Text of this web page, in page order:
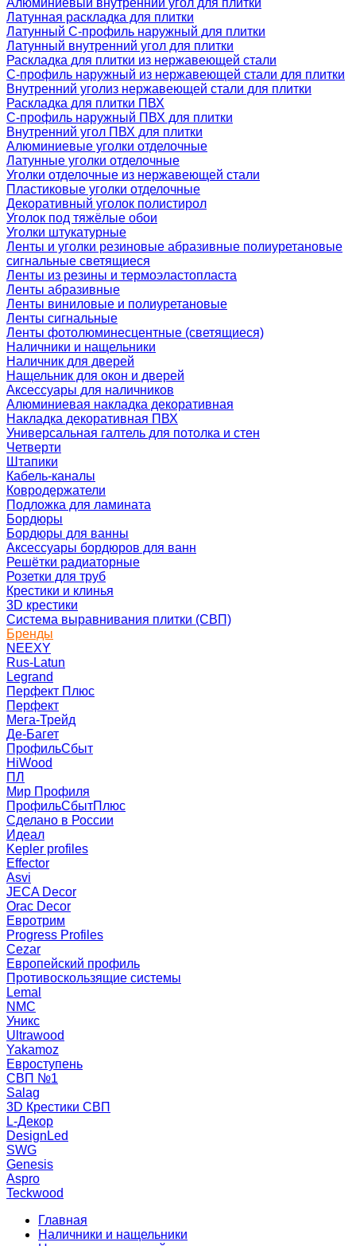
Алюминиевый внутренний угол для плитки
Латунная раскладка для плитки
Латунный С-профиль наружный для плитки
Латунный внутренний угол для плитки
Раскладка для плитки из нержавеющей стали
С-профиль наружный из нержавеющей стали для плитки
Внутренний уголиз нержавеющей стали для плитки
Раскладка для плитки ПВХ
С-профиль наружный ПВХ для плитки
Внутренний угол ПВХ для плитки
Алюминиевые уголки отделочные
Латунные уголки отделочные
Уголки отделочные из нержавеющей стали
Пластиковые уголки отделочные
Декоративный уголок полистирол
Уголок под тяжёлые обои
Уголки штукатурные
Ленты и уголки резиновые абразивные полиуретановые
сигнальные светящиеся
Ленты из резины и термоэластопласта
Ленты абразивные
Ленты виниловые и полиуретановые
Ленты сигнальные
Ленты фотолюминесцентные (светящиеся)
Наличники и нащельники
Наличник для дверей
Нащельник для окон и дверей
Аксессуары для наличников
Алюминиевая накладка декоративная
Накладка декоративная ПВХ
Универсальная галтель для потолка и стен
Четверти
Штапики
Кабель-каналы
Ковродержатели
Подложка для ламината
Бордюры
Бордюры для ванны
Аксессуары бордюров для ванн
Решётки радиаторные
Розетки для труб
Крестики и клинья
3D крестики
Система выравнивания плитки (СВП)
Бренды
NEEXY
Rus-Latun
Legrand
Перфект Плюс
Перфект
Мега-Трейд
Де-Багет
ПрофильСбыт
HiWood
ПЛ
Мир Профиля
ПрофильСбытПлюс
Сделано в России
Идеал
Kepler profiles
Effector
Asvi
JECA Decor
Orac Decor
Евротрим
Progress Profiles
Cezar
Европейский профиль
Противоскользящие системы
Lemal
NMC
Уникс
Ultrawood
Yakamoz
Евроступень
СВП №1
Salag
3D Крестики СВП
L-Декор
DesignLed
SWG
Genesis
Aspro
Teckwood
Главная
Наличники и нащельники